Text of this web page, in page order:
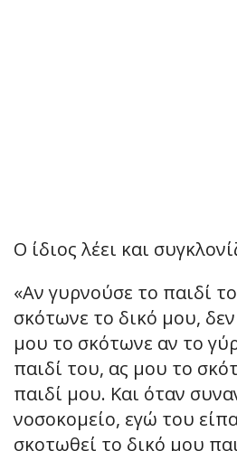
Ο ίδιος λέει και
«Αν γυρνούσε το παιδί
σκότωνε το δικό μου,
μου το σκότωνε αν το
παιδί του, ας μου το
παιδί μου. Και όταν
νοσοκομείο, εγώ του
σκοτωθεί το δικό μου